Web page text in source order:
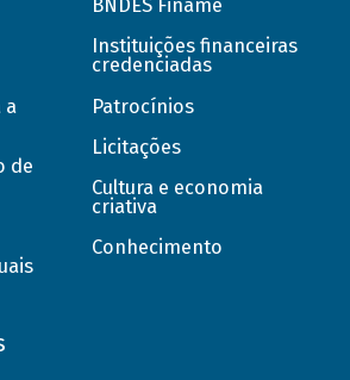
a
de
BNDES Finame
Instituições financeiras
credenciadas
Patrocínios
Licitações
Cultura e economia
criativa
Conhecimento